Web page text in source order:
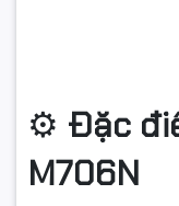
⚙️ Đặc
M706N